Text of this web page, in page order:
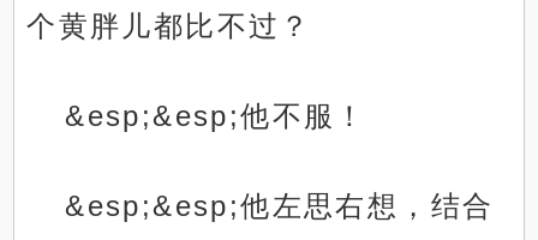
个黄胖儿都比不过？
&esp;&esp;他不服！
&esp;&esp;他左思右想，结合